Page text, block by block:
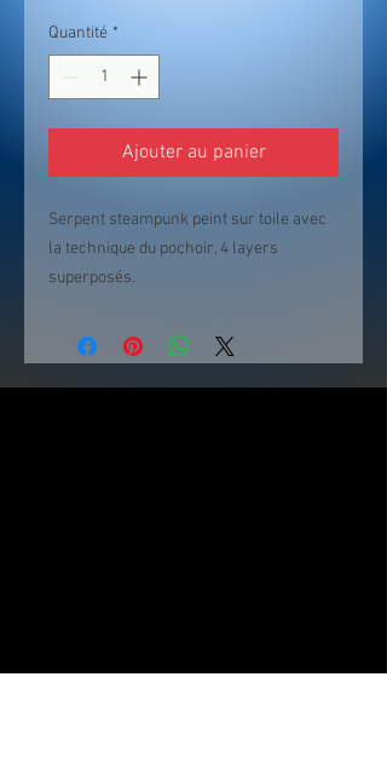
Quantité *
Ajouter au panier
Serpent steampunk peint sur toile avec
la technique du pochoir, 4 layers
superposés.
steampunk de 2025.
46x27cm